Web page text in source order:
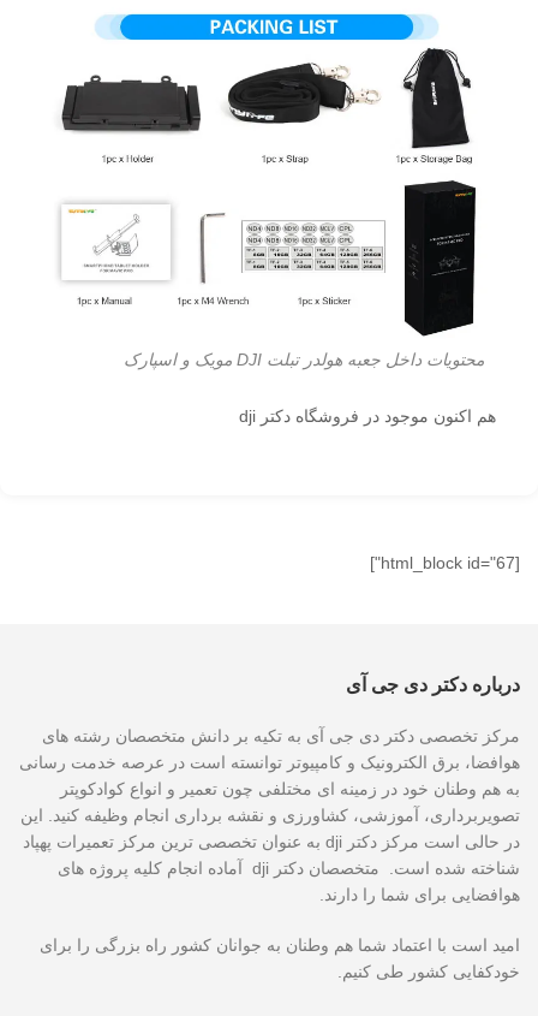
محتویات داخل جعبه هولدر تبلت DJI مویک و اسپارک
هم اکنون موجود در فروشگاه دکتر dji
[html_block id="67"]
درباره دکتر دی جی آی
مرکز تخصصی دکتر دی جی آی به تکیه بر دانش متخصصان رشته های
هوافضا، برق الکترونیک و کامپیوتر توانسته است در عرصه خدمت رسانی
به هم وطنان خود در زمینه ای مختلفی چون تعمیر و انواع کوادکوپتر
تصویربرداری، آموزشی، کشاورزی و نقشه برداری انجام وظیفه کنید. این
در حالی است مرکز دکتر dji به عنوان تخصصی ترین مرکز تعمیرات پهپاد
شناخته شده است. متخصصان دکتر dji آماده انجام کلیه پروژه های
هوافضایی برای شما را دارند.
امید است با اعتماد شما هم وطنان به جوانان کشور راه بزرگی را برای
خودکفایی کشور طی کنیم.